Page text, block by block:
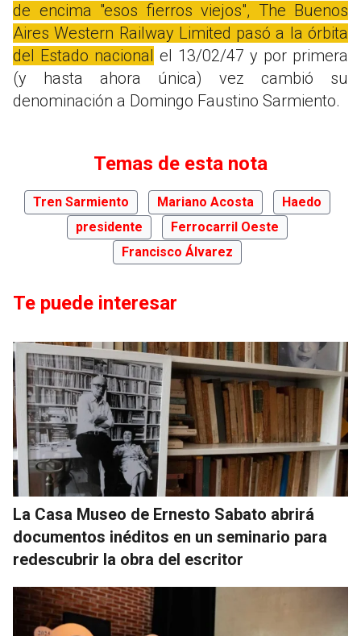
de encima "esos fierros viejos", The Buenos
Aires Western Railway Limited pasó a la órbita
del Estado nacional el 13/02/47 y por primera
(y hasta ahora única) vez cambió su
denominación a Domingo Faustino Sarmiento.
Temas de esta nota
Tren Sarmiento Mariano Acosta
Haedo
presidente
Ferrocarril Oeste
Francisco Álvarez
Te puede interesar
La Casa Museo de Ernesto Sabato abrirá
documentos inéditos en un seminario para
redescubrir la obra del escritor